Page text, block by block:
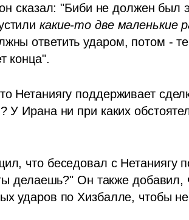
сказал: "Биби не должен был
какие-то две маленькие
ответить ударом, потом -
конца".
Нетаниягу поддерживает
Ирана ни при каких
что беседовал с Нетаниягу
делаешь?" Он также добавил,
ударов по Хизбалле, чтобы не